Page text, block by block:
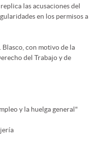
las acusaciones del
en los permisos a
con motivo de la
del Trabajo y de
y la huelga general"